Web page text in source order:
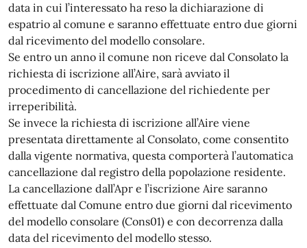
data in cui l’interessato ha reso la dichiarazione di
espatrio al comune e saranno effettuate entro due giorni
dal ricevimento del modello consolare.
Se entro un anno il comune non riceve dal Consolato la
richiesta di iscrizione all’Aire, sarà avviato il
procedimento di cancellazione del richiedente per
irreperibilità.
Se invece la richiesta di iscrizione all’Aire viene
presentata direttamente al Consolato, come consentito
dalla vigente normativa, questa comporterà l’automatica
cancellazione dal registro della popolazione residente.
La cancellazione dall’Apr e l’iscrizione Aire saranno
effettuate dal Comune entro due giorni dal ricevimento
del modello consolare (Cons01) e con decorrenza dalla
data del ricevimento del modello stesso.